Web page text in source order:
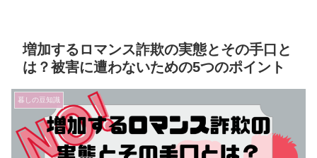
増加するロマンス詐欺の実態とその手口と
は？被害に遭わないための5つのポイント
暮しの豆知識